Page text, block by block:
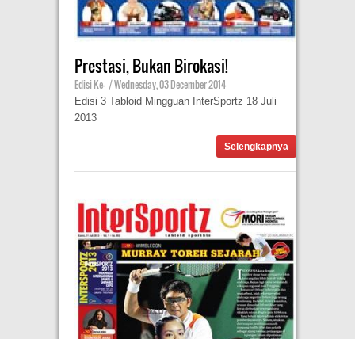
Prestasi, Bukan Birokasi!
Edisi Ke- | Wednesday, 03 December 2014
Edisi 3 Tabloid Mingguan InterSportz 18 Juli
2013
Selengkapnya